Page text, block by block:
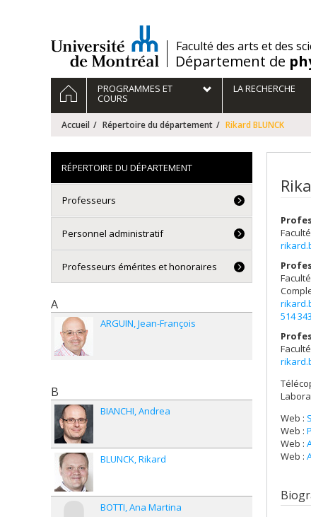
/Faculté des arts et des
Département de
Navigation
principale
ACCUEILPROGRAMMES ET
COURS
LA RECHERCHE
Accueil Répertoire du département Rikard BLUNCK
514
Web :
Web :
Web :
Web :
RÉPERTOIRE DU DÉPARTEMENT
Professeurs
Personnel administratif
Professeurs émérites et honoraires
A
ARGUIN Jean-François
B
BIANCHI Andrea
BLUNCK Rikard
BOTTI Ana Martina